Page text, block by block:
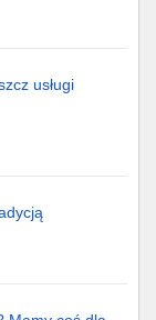
usługi